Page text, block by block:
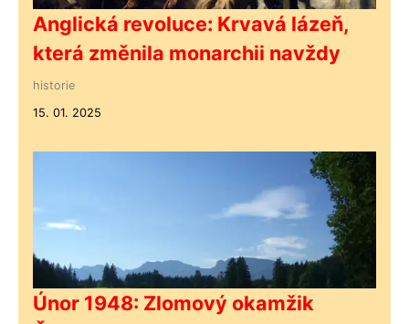
Anglická revoluce: Krvavá lázeň,
která změnila monarchii navždy
historie
15. 01. 2025
Únor 1948: Zlomový okamžik